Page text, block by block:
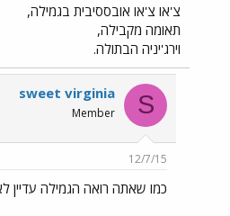
צ'או צ'או אובססיבית בגמילה,
תאומה מקבילה,
וירג'יניה הבתולה.
S
sweet virginia
Member
12/7/15
כמו שאתה רואה הגמילה עדיין